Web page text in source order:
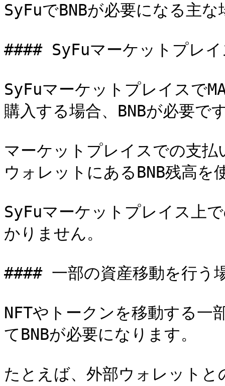
SyFuでBNBが必要になる主
#### SyFuマーケットプレ
SyFuマーケットプレイスで
購入する場合、BNBが必要で
マーケットプレイスでの支
ウォレットにあるBNB残高を
SyFuマーケットプレイス上
かりません。
#### 一部の資産移動を行う
NFTやトークンを移動する一
てBNBが必要になります。
たとえば、外部ウォレット